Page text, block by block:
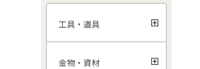
工具・道具
金物・資材